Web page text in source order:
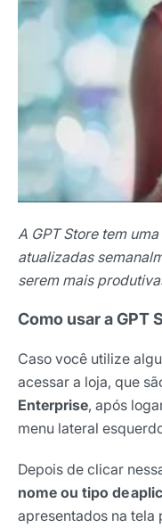
A GPT Store tem
atualizadas
serem mais
Como usar a GPT
Caso você utilize
acessar a loja, que
Enterprise, após
menu lateral
Depois de clicar
nome ou tipo de
apresentados na tela